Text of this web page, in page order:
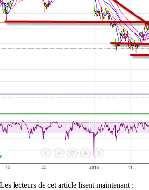
Les lecteurs de cet article lisent maintenant :